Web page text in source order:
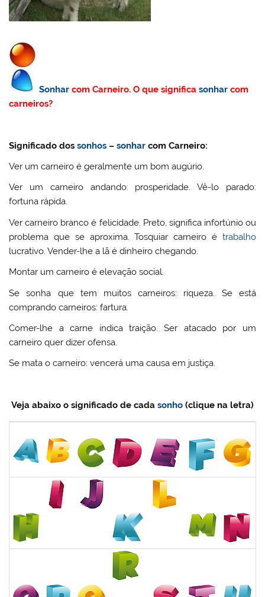
Sonhar com Carneiro. O que significasonhar com
carneiros?
Significado dossonhos –sonhar com Carneiro:
Ver um carneiro é geralmente um bom augúrio.
Ver um carneiro andando: prosperidade. Vê-lo parado:
fortuna rápida.
Ver carneiro branco é felicidade. Preto, significa infortúnio ou
problema que se aproxima. Tosquiar carneiro é trabalho
lucrativo. Vender-lhe a lã é dinheiro chegando.
Montar um carneiro é elevação social.
Se sonha que tem muitos carneiros: riqueza. Se está
comprando carneiros: fartura.
Comer-lhe a carne indica traição. Ser atacado por um
carneiro quer dizer ofensa.
Se mata o carneiro: vencerá uma causa em justiça.
Veja abaixo o significado de cada sonho (clique na letra)